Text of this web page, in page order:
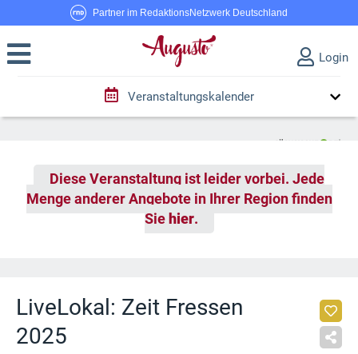
Partner im RedaktionsNetzwerk Deutschland
Login
Veranstaltungskalender
Diese Veranstaltung ist leider vorbei. Jede
Menge anderer Angebote in Ihrer Region finden
Sie hier.
LiveLokal: Zeit Fressen
2025